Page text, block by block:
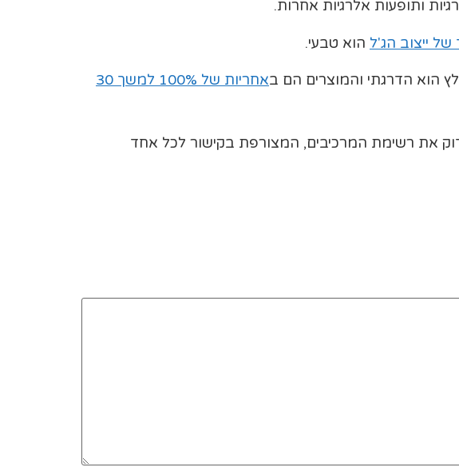
ותופעות אלרגיות אחרות.
של ייצוב הג'ל הוא טבעי.
הוא הדרגתי והמוצרים הם ב
אחריות של 100% למשך 30
את רשימת המרכיבים, המצורפת בקישור לכל אחד